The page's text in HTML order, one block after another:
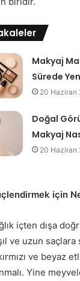
Makyaj
Sürede
20 Haziran
Doğal
Makyaj
20 Haziran
için
içten dışa
ve uzun
ve beyaz
Yine